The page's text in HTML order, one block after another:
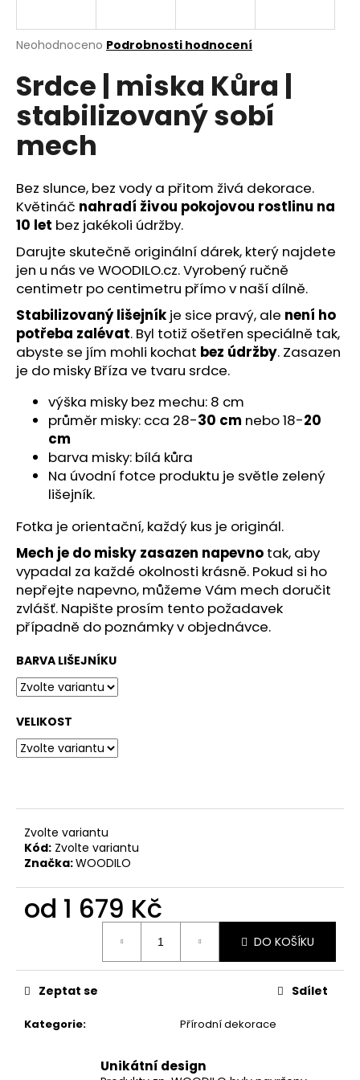
Průměrné
produktu
je
z
5
hvězdiček.
Neohodnoceno Podrobnosti hodnocení
Srdce | miska Kůra |
stabilizovaný sobí
mech
Bez slunce, bez vody a přitom živá dekorace.
Květináč nahradí živou pokojovou rostlinu na
10 let bez jakékoli údržby.
Darujte skutečně originální dárek, který najdete
jen u nás ve WOODILO.cz. Vyrobený ručně
centimetr po centimetru přímo v naší dílně.
Stabilizovaný lišejník je sice pravý, ale není ho
potřeba zalévat. Byl totiž ošetřen speciálně tak,
abyste se jím mohli kochat bez údržby. Zasazen
je do misky Bříza ve tvaru srdce.
výška misky bez mechu: 8 cm
průměr misky: cca 28-30 cm nebo 18-20
cm
barva misky: bílá kůra
Na úvodní fotce produktu je světle zelený
lišejník.
Fotka je orientační, každý kus je originál.
Mech je do misky zasazen napevno tak, aby
vypadal za každé okolnosti krásně. Pokud si ho
nepřejte napevno, můžeme Vám mech doručit
zvlášť. Napište prosím tento požadavek
případně do poznámky v objednávce.
BARVA LIŠEJNÍKU
VELIKOST
Zvolte variantu
Kód: Zvolte variantu
Značka:WOODILO
od 1 679 Kč
DO KOŠÍKU
Kategorie: Přírodní dekorace
Zeptat se Sdílet
Unikátní design
j
t
?
HLEDAT
D
o
p
o
r
u
č
u